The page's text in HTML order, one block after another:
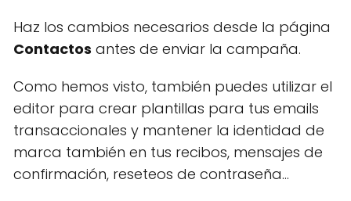
Haz los cambios necesarios desde la página
Contactos antes de enviar la campaña.
Como hemos visto, también puedes utilizar el
editor para crear plantillas para tus emails
transaccionales y mantener la identidad de
marca también en tus recibos, mensajes de
confirmación, reseteos de contraseña...